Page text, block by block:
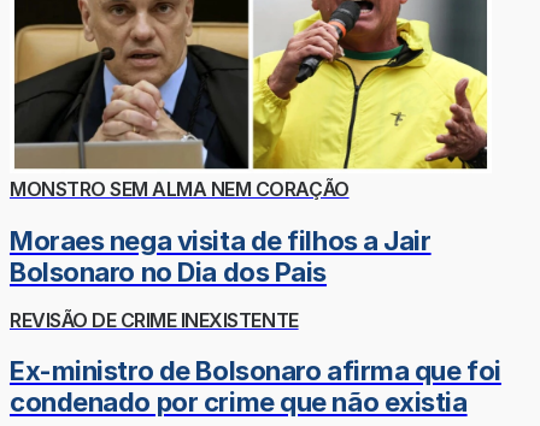
MONSTRO SEM ALMA NEM CORAÇÃO
Moraes nega visita de filhos a Jair
Bolsonaro no Dia dos Pais
REVISÃO DE CRIME INEXISTENTE
Ex-ministro de Bolsonaro afirma que foi
condenado por crime que não existia